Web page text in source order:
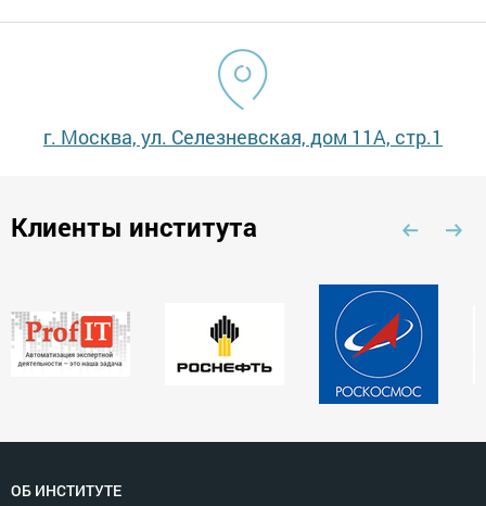
г. Москва, ул. Селезневская, дом 11А, стр.1
Клиенты института
ОБ ИНСТИТУТЕ